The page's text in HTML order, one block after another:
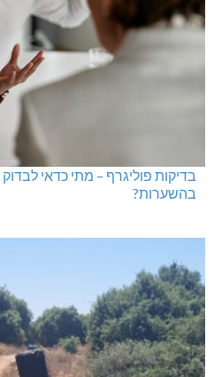
בדיקות פוליגרף – מתי כדאי
בהשערות?